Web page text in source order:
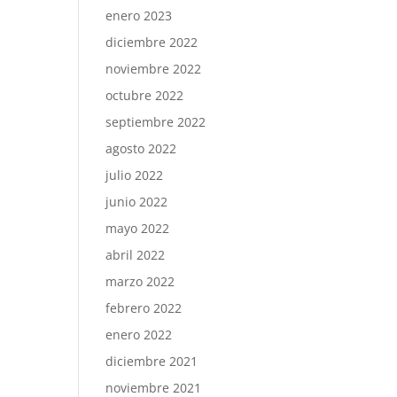
enero 2023
diciembre 2022
noviembre 2022
octubre 2022
septiembre 2022
agosto 2022
julio 2022
junio 2022
mayo 2022
abril 2022
marzo 2022
febrero 2022
enero 2022
diciembre 2021
noviembre 2021